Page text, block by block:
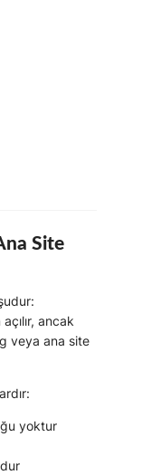
Site
açılır, ancak
veya ana site
yoktur